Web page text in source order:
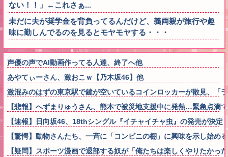
ない！！」←これさぁ...
未だに夫が奨学金を背負ってるんだけど、義両親が旅行や趣
味に勤しんでるのを見るとモヤモヤする・・・
声優の声でAI動画作ってる人達、終了へ他
あやてぃーさん、激おこｗ【乃木坂46】他
激混みのはずの東京駅で鍵が空いているコインロッカーが散見、
【悲報】へずまりゅうさん、熊本で被災地支援中に発熱…緊急点滴
【速報】日向坂46、18thシングル『イチャイチャ虫』の発売が決定
【驚愕】動物さんたち、一斉に「コンビニの棚」に興味を示し始め
【疑問】スポーツ漫画で退部する奴が「俺たちは楽しくやりたかっ